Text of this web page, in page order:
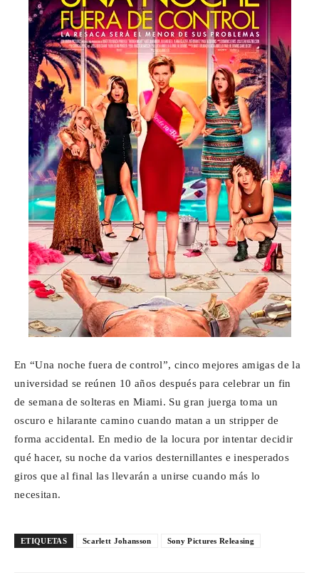
En “Una noche fuera de control”, cinco mejores amigas de la
universidad se reúnen 10 años después para celebrar un fin
de semana de solteras en Miami. Su gran juerga toma un
oscuro e hilarante camino cuando matan a un stripper de
forma accidental. En medio de la locura por intentar decidir
qué hacer, su noche da varios desternillantes e inesperados
giros que al final las llevarán a unirse cuando más lo
necesitan.
ETIQUETAS Scarlett Johansson Sony Pictures Releasing